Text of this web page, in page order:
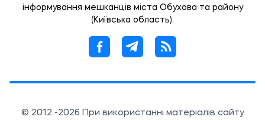
інформування мешканців міста Обухова та району
(Київська область).
© 2012 -2026 При використанні матеріалів сайту